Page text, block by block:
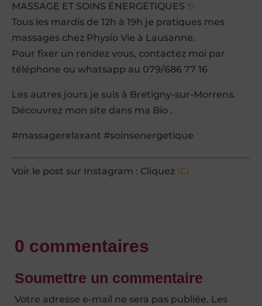
MASSAGE ET SOINS ÉNERGÉTIQUES ✨
Tous les mardis de 12h à 19h je pratiques mes
massages chez Physio Vie à Lausanne.
Pour fixer un rendez vous, contactez moi par
téléphone ou whatsapp au 079/686 77 16
Les autres jours je suis à Bretigny-sur-Morrens.
Découvrez mon site dans ma Bio .
#massagerelaxant #soinsenergetique
Voir le post sur Instagram : Cliquez ICI
0 commentaires
Soumettre un commentaire
Votre adresse e-mail ne sera pas publiée. Les